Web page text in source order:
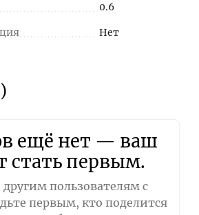
0.6
Нет
ещё нет — ваш
стать первым.
пользователям с
первым, кто поделится